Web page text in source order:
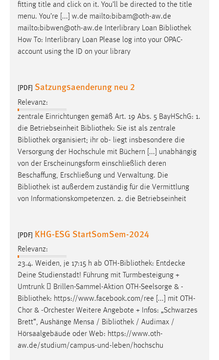
fitting title and click on it. You’ll be directed to the title
menu. You’re [...] w.de mailto:bibam@oth-aw.de
mailto:bibwen@oth-aw.de Interlibrary Loan Bibliothek
How To: Interlibrary Loan Please log into your OPAC-
account using the ID on your library
[PDF] Satzungsaenderung neu 2
Relevanz:
zentrale Einrichtungen gemäß Art. 19 Abs. 5 BayHSchG: 1.
die Betriebseinheit Bibliothek: Sie ist als zentrale
Bibliothek organisiert; ihr ob- liegt insbesondere die
Versorgung der Hochschule mit Büchern [...] unabhängig
von der Erscheinungsform einschließlich deren
Beschaffung, Erschließung und Verwaltung. Die
Bibliothek ist außerdem zuständig für die Vermittlung
von Informationskompetenzen. 2. die Betriebseinheit
[PDF] KHG-ESG StartSomSem-2024
Relevanz:
23.4. Weiden, je 17:15 h ab OTH-Bibliothek: Entdecke
Deine Studienstadt! Führung mit Turmbesteigung +
Umtrunk  Brillen-Sammel-Aktion OTH-Seelsorge & -
Bibliothek: https://www.facebook.com/ree [...] mit OTH-
Chor & -Orchester Weitere Angebote + Infos: „Schwarzes
Brett“, Aushänge Mensa / Bibliothek / Audimax /
Hörsaalgebäude oder Web: https://www.oth-
aw.de/studium/campus-und-leben/hochschu
Marketing Cookies werden von Drittanbietern
verwendet, um personalisierte Werbung anzuzeigen.
Sie tun dies, indem sie Besucher über Websites
hinweg verfolgen.
Name:
Anbieter:
Google Ireland Limited
Zweck:
Conversion-Tracking
Cookie Laufzeit:
3 Monate
_fbp
Facebook
Zweck:
Conversion-Tracking
Cookie Laufzeit:
3 Monate